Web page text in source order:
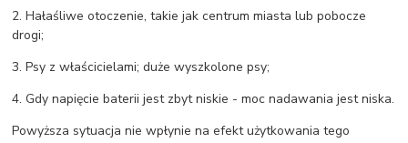
2. Hałaśliwe otoczenie, takie jak centrum miasta lub pobocze
drogi;
3. Psy z właścicielami; duże wyszkolone psy;
4. Gdy napięcie baterii jest zbyt niskie - moc nadawania jest niska.
Powyższa sytuacja nie wpłynie na efekt użytkowania tego